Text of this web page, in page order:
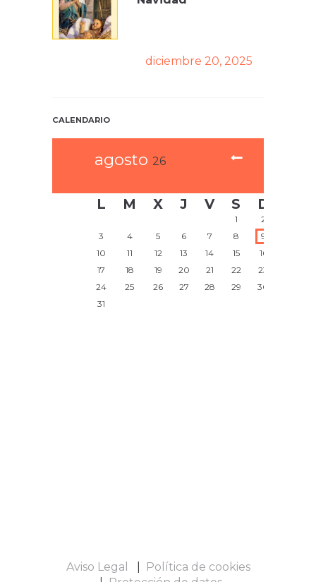
diciembre 20, 2025
CALENDARIO
agosto 26
L M X J V S D
1
2
3
4 5 6 7 8
9
10
11 12 13 14 15
16
17
18 19 20 21 22
23
24
25 26 27 28 29
30
31
Aviso Legal
Política de cookies